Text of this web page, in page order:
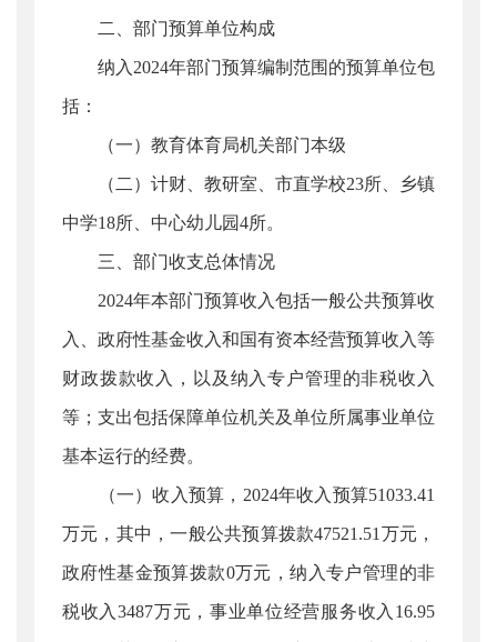
二、部门预算单位构成
纳入2024年部门预算编制范围的预算单位包
括：
（一）教育体育局机关部门本级
（二）计财、教研室、市直学校23所、乡镇
中学18所、中心幼儿园4所。
三、部门收支总体情况
2024年本部门预算收入包括一般公共预算收
入、政府性基金收入和国有资本经营预算收入等
财政拨款收入，以及纳入专户管理的非税收入
等；支出包括保障单位机关及单位所属事业单位
基本运行的经费。
（一）收入预算，2024年收入预算51033.41
万元，其中，一般公共预算拨款47521.51万元，
政府性基金预算拨款0万元，纳入专户管理的非
税收入3487万元，事业单位经营服务收入16.95